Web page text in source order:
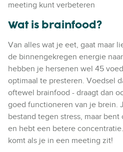
meeting kunt verbeteren
Wat is brainfood?
Van alles wat je eet, gaat maar
de binnengekregen energie
hebben je hersenen wel 45
optimaal te presteren. Voedsel
oftewel brainfood - draagt dan
goed functioneren van je brein.
bestand tegen stress, maar
en hebt een betere
komt als je in een meeting zit!